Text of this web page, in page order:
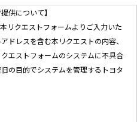
供について】
リクエストフォームよりご入力いた
ドレスを含む本リクエストの内容、
エストフォームのシステムに不具合
の目的でシステムを管理するトヨタ